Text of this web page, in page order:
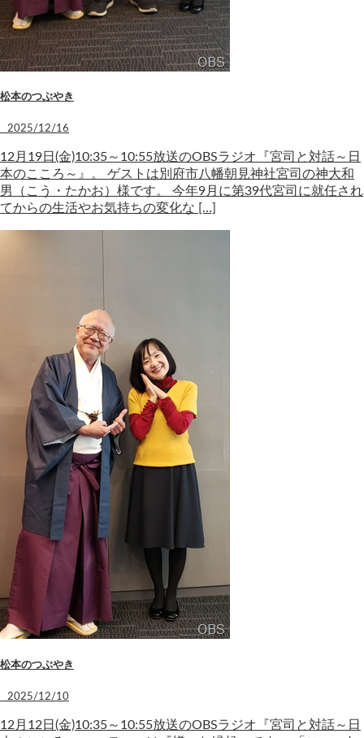
松本のつぶやき
2025/12/16
12月19日(金)10:35～10:55放送のOBSラジオ『宮司と対話～日
本のこころ～』。 ゲストは別府市八幡朝見神社宮司の神大和
男（こう・たかお）様です。 今年9月に第39代宮司に就任され
てからの生活やお気持ちの変化な […]
松本のつぶやき
2025/12/10
12月12日(金)10:35～10:55放送のOBSラジオ『宮司と対話～日